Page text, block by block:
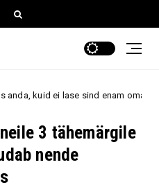
ei lase sind enam oma ellu tagasi
3 tähemärgile
nende